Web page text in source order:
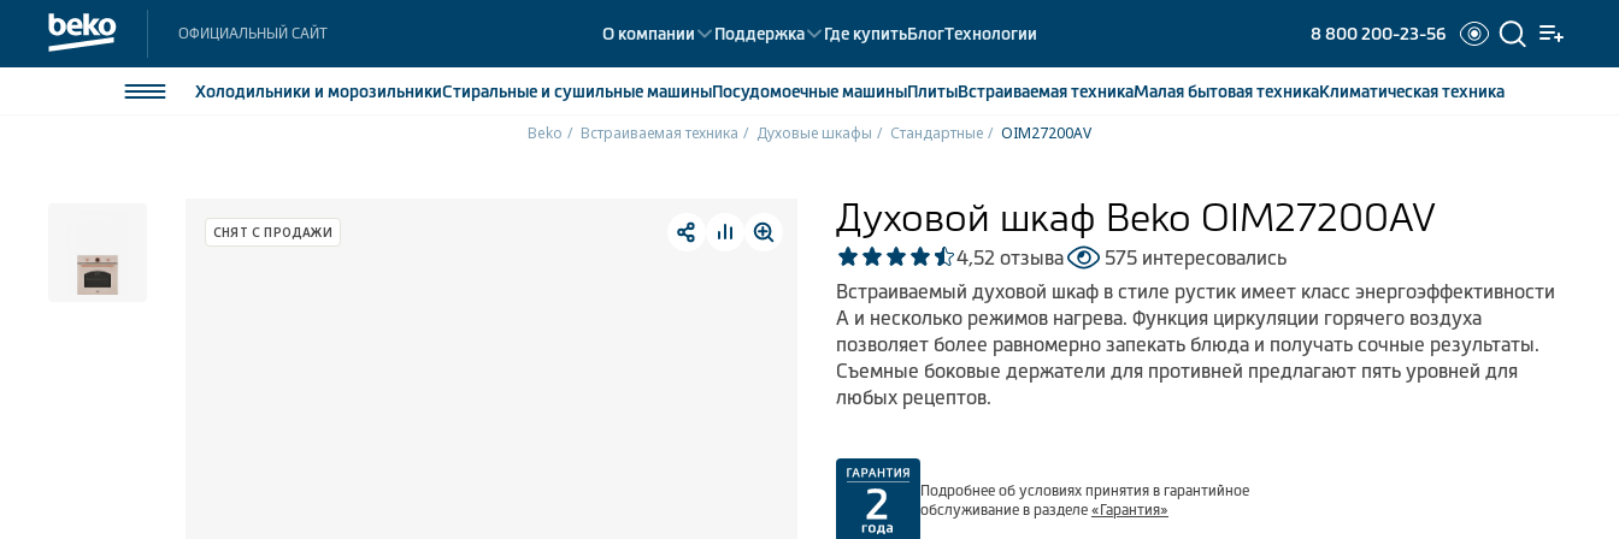
ОФИЦИАЛЬНЫЙ САЙТ О компании Поддержка Где купитьБлогТехнологии 8 800 200-23-56
Холодильники и морозильникиСтиральные и сушильные машиныПосудомоечныемашиныПлитыВстраиваемаятехникаМалая бытоваятехникаКлиматическаятехника
Стиральные и сушильные машины
Посудомоечные машины
Beko Встраиваемая техника Духовые шкафы Стандартные OIM27200AV
СНЯТ С ПРОДАЖИ Духовой шкаф Beko OIM27200AV
4,52 отзыва
575 интересовались
Встраиваемый духовой шкаф в стиле рустик имеет класс энергоэффективности
А и несколько режимов нагрева. Функция циркуляции горячего воздуха
позволяет более равномерно запекать блюда и получать сочные результаты.
Съемные боковые держатели для противней предлагают пять уровней для
любых рецептов.
Подробнее об условиях принятия в гарантийное
обслуживание в разделе «Гарантия»